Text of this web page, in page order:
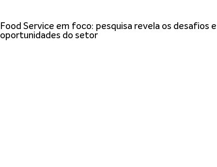
Food Service em foco: pesquisa revela os desafios e
oportunidades do setor